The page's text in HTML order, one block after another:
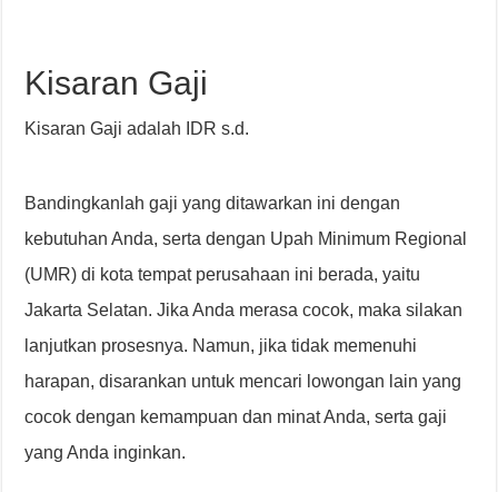
Kisaran Gaji
Kisaran Gaji adalah IDR s.d.
Bandingkanlah gaji yang ditawarkan ini dengan
kebutuhan Anda, serta dengan Upah Minimum Regional
(UMR) di kota tempat perusahaan ini berada, yaitu
Jakarta Selatan. Jika Anda merasa cocok, maka silakan
lanjutkan prosesnya. Namun, jika tidak memenuhi
harapan, disarankan untuk mencari lowongan lain yang
cocok dengan kemampuan dan minat Anda, serta gaji
yang Anda inginkan.